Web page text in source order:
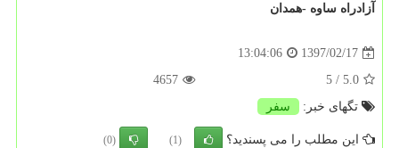
آزادراه ساوه -همدان
1397/02/17
13:04:06
5.0
/ 5
4657
تگهای خبر:
سفر
این مطلب را می پسندید؟ (1)
(0)